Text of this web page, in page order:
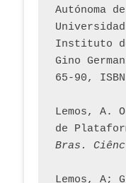
Autónoma
Instituto
Gino
65-90,
Lemos, A.
de
Bras.
Lemos, A;